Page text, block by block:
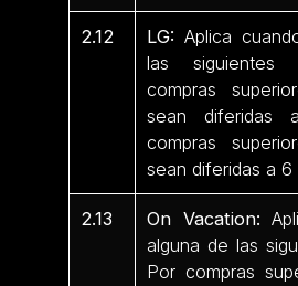
2.12 LG: Aplica
las siguientes
compras
sean diferidas
compras
sean diferidas a 6
2.13 On Vacation:
alguna de las
Por compras